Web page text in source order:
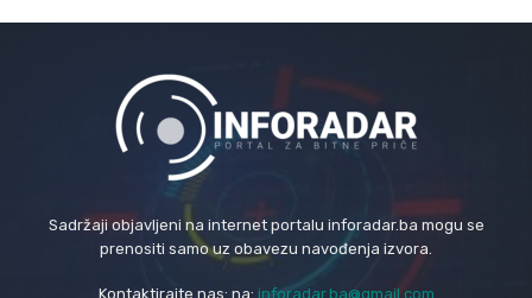
Sadržaji objavljeni na internet portalu inforadar.ba mogu se
prenositi samo uz obavezu navođenja izvora.
Kontaktirajte nas: na: inforadar.ba@gmail.com